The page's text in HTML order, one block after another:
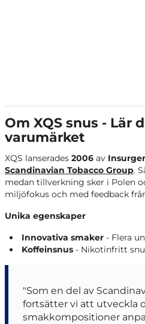
Om XQS snus - Lär
varumärket
XQS lanserades 2006 av
Scandinavian Tobacco Group.
medan tillverkning sker i Polen
miljöfokus och med feedback
Unika egenskaper
Innovativa smaker - Flera
Koffeinsnus - Nikotinfritt
"Som en del av
fortsätter vi att utveckla
smakkompositioner